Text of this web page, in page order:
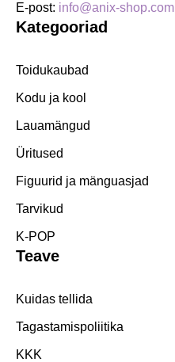
E-post: info@anix-shop.com
Kategooriad
Toidukaubad
Kodu ja kool
Lauamängud
Üritused
Figuurid ja mänguasjad
Tarvikud
K-POP
Teave
Kuidas tellida
Tagastamispoliitika
KKK